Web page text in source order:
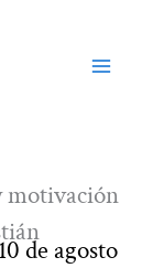
motivación
de agosto